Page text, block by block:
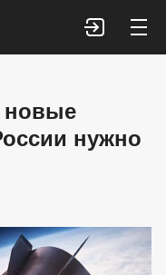
Войти
новые
нужно